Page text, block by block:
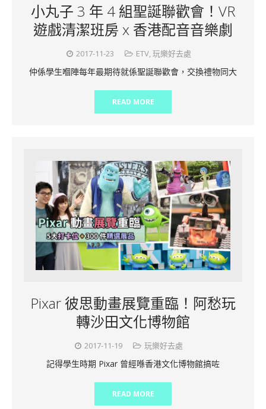
小丸子 3 年 4 組聖誕聯歡會！VR
遊戲清潔班房 x 香港配音音樂劇
2017-11-23 ETV, 玩樂好去處
仲係學生嗰陣每年最期待就係聖誕聯歡會，交換禮物同大
READ MORE
Pixar 彼思動畫展覽重臨！阿愁玩
轉沙田文化博物館
2017-11-19 玩樂好去處
記得學生時期 Pixar 曾經喺香港文化博物館搞咗
READ MORE